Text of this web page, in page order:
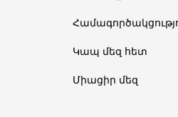
Կապ մեզ հետ
Միացիր մեզ